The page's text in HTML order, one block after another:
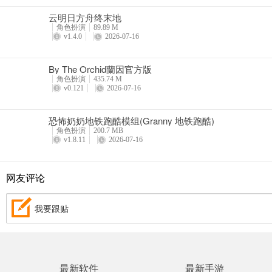
在地图事件中击败怪物会生成宝箱。小型宝箱提供10点经验值，大型
在地图事件中击败怪物会掉落宝箱。小宝箱提供10点经验值，大宝箱
更新日志
v1.0.7.70820版本
云明日方舟终末地
角色扮演
89.89 M
v1.4.0
2026-07-16
By The Orchid蘭因官方版
角色扮演
435.74 M
v0.121
2026-07-16
恐怖奶奶地铁跑酷模组(Granny 地铁跑酷)
角色扮演
200.7 MB
v1.8.11
2026-07-16
网友评论
我要跟贴
最新软件 最新手游